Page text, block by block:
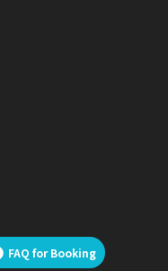
FAQ for Booking